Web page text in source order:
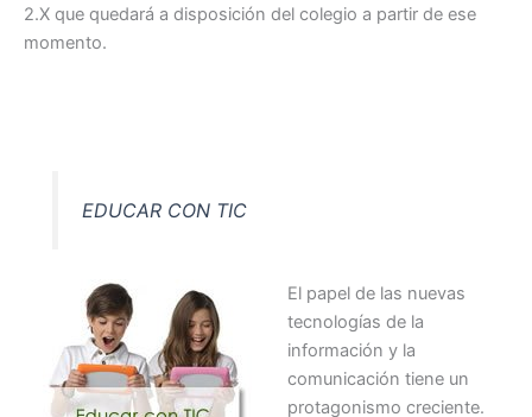
2.X que quedará a disposición del colegio a partir de ese
momento.
EDUCAR CON TIC
El papel de las nuevas
tecnologías de la
información y la
comunicación tiene un
protagonismo creciente.